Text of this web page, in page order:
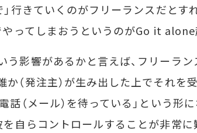
行きていくのがフリーランスだとす
ってしまおうというのがGo it alone
影響があるかと言えば、フリーラ
か（発注主）が生み出した上でそれを
話（メール）を待っている」という形
を自らコントロールすることが非常に